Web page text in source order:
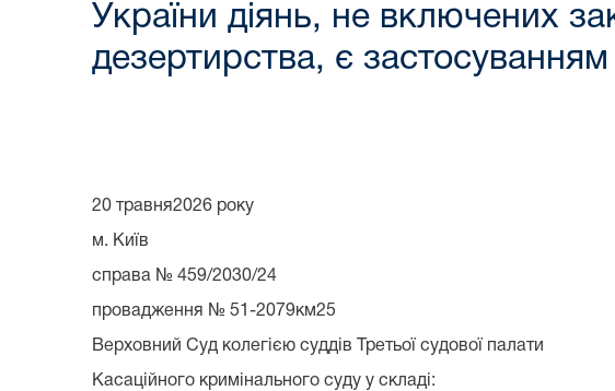
України діянь, не включених
дезертирства, є
20 травня2026 року
м. Київ
справа № 459/2030/24
провадження № 51-2079км25
Верховний Суд колегією суддів Третьої судової палати
Касаційного кримінального суду у складі: